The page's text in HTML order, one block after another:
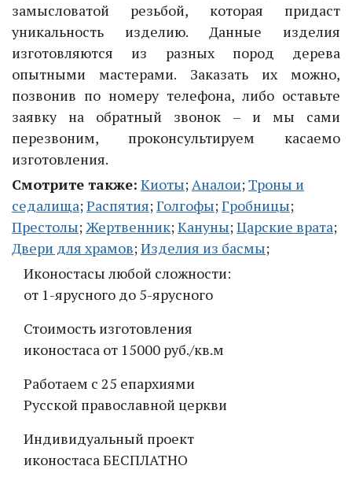
замысловатой резьбой, которая придаст
уникальность изделию. Данные изделия
изготовляются из разных пород дерева
опытными мастерами. Заказать их можно,
позвонив по номеру телефона, либо оставьте
заявку на обратный звонок – и мы сами
перезвоним, проконсультируем касаемо
изготовления.
Смотрите также: Киоты;Аналои;Троны и
седалища;Распятия;Голгофы;Гробницы;
Престолы;Жертвенник;Кануны;Царские врата;
Двери для храмов;Изделия из басмы;
Иконостасы любой сложности:
от 1-ярусного до 5-ярусного
Стоимость изготовления
иконостаса от 15000 руб./кв.м
Работаем с 25 епархиями
Русской православной церкви
Индивидуальный проект
иконостаса БЕСПЛАТНО